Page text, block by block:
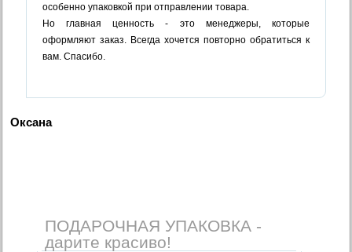
особенно упаковкой при отправлении товара.
Но главная ценность - это менеджеры, которые
оформляют заказ. Всегда хочется повторно обратиться к
вам. Спасибо.
Оксана
ПОДАРОЧНАЯ УПАКОВКА -
дарите красиво!